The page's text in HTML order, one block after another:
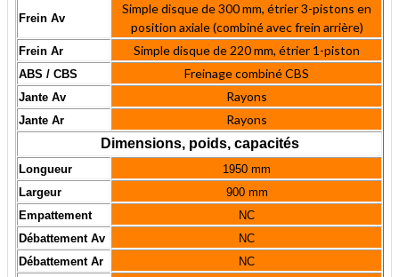
Frein Av
Simple disque de 300 mm, étrier 3-pistons en
position axiale (combiné avec frein arrière)
Frein Ar Simple disque de 220 mm, étrier 1-piston
ABS / CBS Freinage combiné CBS
Jante Av Rayons
Jante Ar
Rayons
Dimensions, poids, capacités
Longueur
1950 mm
Largeur
900 mm
Empattement
NC
Débattement Av
NC
Débattement Ar
NC